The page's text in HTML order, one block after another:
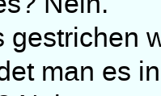
man es in